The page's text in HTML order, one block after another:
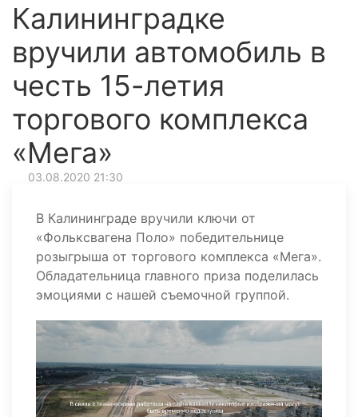
Калининградке
вручили автомобиль в
честь 15-летия
торгового комплекса
«Мега»
03.08.2020 21:30
В Калининграде вручили ключи от
«Фольксвагена Поло» победительнице
розыгрыша от торгового комплекса «Мега».
Обладательница главного приза поделилась
эмоциями с нашей съемочной группой.